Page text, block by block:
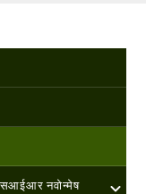
नवोन्मेष